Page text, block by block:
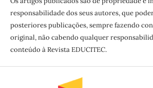
responsabilidade dos seus autores, que
posteriores publicações, sempre fazendo
original, não cabendo qualquer
conteúdo à Revista EDUCITEC.